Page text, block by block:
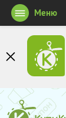
Меню